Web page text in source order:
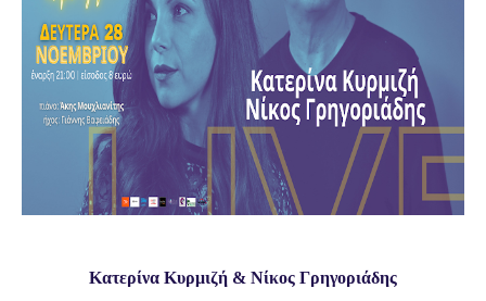
Κατερίνα Κυρμιζή & Νίκος Γρηγοριάδης